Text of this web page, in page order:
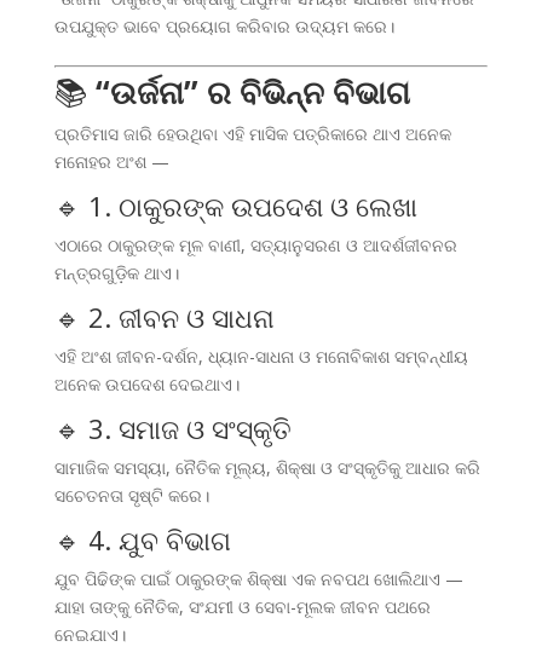
ଉପଯୁକ୍ତ ଭାବେ ପ୍ରୟୋଗ କରିବାର ଉଦ୍ୟମ କରେ।
📚 “ଉର୍ଜନା” ର ବିଭିନ୍ନ ବିଭାଗ
ପ୍ରତିମାସ ଜାରି ହେଉଥିବା ଏହି ମାସିକ ପତ୍ରିକାରେ ଥାଏ ଅନେକ
ମନୋହର ଅଂଶ —
🔹 1. ଠାକୁରଙ୍କ ଉପଦେଶ ଓ ଲେଖା
ଏଠାରେ ଠାକୁରଙ୍କ ମୂଳ ବାଣୀ, ସତ୍ୟାନୁସରଣ ଓ ଆଦର୍ଶଜୀବନର
ମନ୍ତ୍ରଗୁଡ଼ିକ ଥାଏ।
🔹 2. ଜୀବନ ଓ ସାଧନା
ଏହି ଅଂଶ ଜୀବନ-ଦର୍ଶନ, ଧ୍ୟାନ-ସାଧନା ଓ ମନୋବିକାଶ ସମ୍ବନ୍ଧୀୟ
ଅନେକ ଉପଦେଶ ଦେଇଥାଏ।
🔹 3. ସମାଜ ଓ ସଂସ୍କୃତି
ସାମାଜିକ ସମସ୍ୟା, ନୈତିକ ମୂଲ୍ୟ, ଶିକ୍ଷା ଓ ସଂସ୍କୃତିକୁ ଆଧାର କରି
ସଚେତନତା ସୃଷ୍ଟି କରେ।
🔹 4. ଯୁବ ବିଭାଗ
ଯୁବ ପିଢିଙ୍କ ପାଇଁ ଠାକୁରଙ୍କ ଶିକ୍ଷା ଏକ ନବପଥ ଖୋଲିଥାଏ —
ଯାହା ତାଙ୍କୁ ନୈତିକ, ସଂଯମୀ ଓ ସେବା-ମୂଲକ ଜୀବନ ପଥରେ
ନେଇଯାଏ।